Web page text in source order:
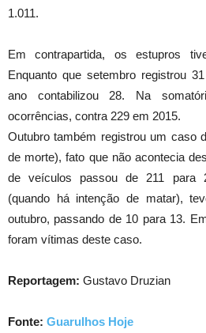
1.011.
Em contrapartida, os estupros
Enquanto que setembro registrou
ano contabilizou 28. Na
ocorrências, contra 229 em 2015.
Outubro também registrou um caso
de morte), fato que não acontecia
de veículos passou de 211 para
(quando há intenção de matar),
outubro, passando de 10 para 13.
foram vítimas deste caso.
Reportagem: Gustavo Druzian
Fonte: Guarulhos Hoje